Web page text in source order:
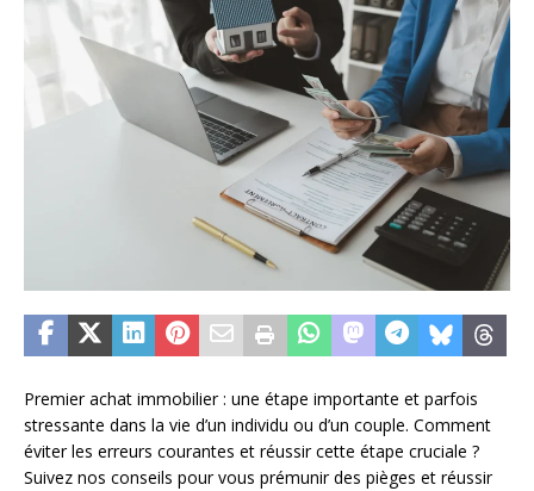
Premier achat immobilier : une étape importante et parfois
stressante dans la vie d’un individu ou d’un couple. Comment
éviter les erreurs courantes et réussir cette étape cruciale ?
Suivez nos conseils pour vous prémunir des pièges et réussir